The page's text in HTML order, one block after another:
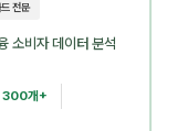
전문
소비자 데이터 분석
300개+